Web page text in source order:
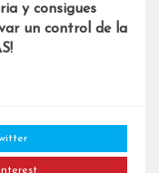
y consigues
un control de la